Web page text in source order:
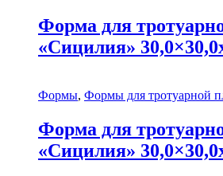
Форма для
«Сицилия»
Формы, Формы для тротуарной
Форма для
«Сицилия»